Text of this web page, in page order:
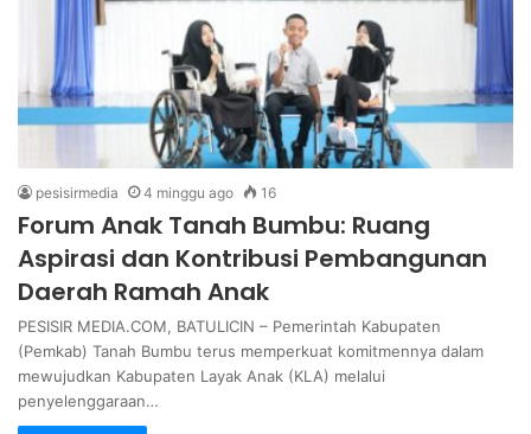
pesisirmedia 4 minggu ago 16
Forum Anak Tanah Bumbu: Ruang
Aspirasi dan Kontribusi Pembangunan
Daerah Ramah Anak
PESISIR MEDIA.COM, BATULICIN – Pemerintah Kabupaten
(Pemkab) Tanah Bumbu terus memperkuat komitmennya dalam
mewujudkan Kabupaten Layak Anak (KLA) melalui
penyelenggaraan…